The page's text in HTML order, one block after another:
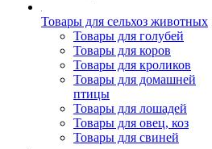
Товары для сельхоз животных
Товары для голубей
Товары для коров
Товары для кроликов
Товары для домашней
птицы
Товары для лошадей
Товары для овец, коз
Товары для свиней